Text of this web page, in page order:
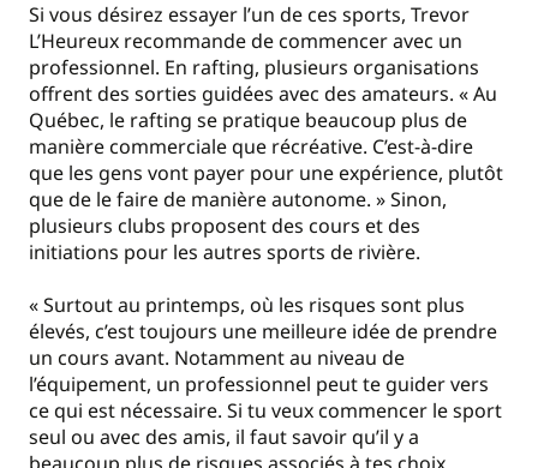
Si vous désirez essayer l’un de ces sports, Trevor
L’Heureux recommande de commencer avec un
professionnel. En rafting, plusieurs organisations
offrent des sorties guidées avec des amateurs. « Au
Québec, le rafting se pratique beaucoup plus de
manière commerciale que récréative. C’est-à-dire
que les gens vont payer pour une expérience, plutôt
que de le faire de manière autonome. » Sinon,
plusieurs clubs proposent des cours et des
initiations pour les autres sports de rivière.
« Surtout au printemps, où les risques sont plus
élevés, c’est toujours une meilleure idée de prendre
un cours avant. Notamment au niveau de
l’équipement, un professionnel peut te guider vers
ce qui est nécessaire. Si tu veux commencer le sport
seul ou avec des amis, il faut savoir qu’il y a